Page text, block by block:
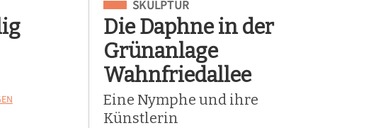
Eingeordnet unter
SKULPTUR
Die Daphne in der
Grünanlage
Wahnfriedallee
Eine Nymphe und ihre
Künstlerin